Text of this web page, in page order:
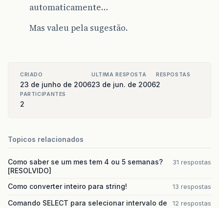
automaticamente…
Mas valeu pela sugestão.
CRIADO
23 de junho de 2006
ULTIMA RESPOSTA
23 de jun. de 2006
RESPOSTAS
2
PARTICIPANTES
2
Topicos relacionados
Como saber se um mes tem 4 ou 5 semanas?
[RESOLVIDO]
31 respostas
Como converter inteiro para string! 13 respostas
Comando SELECT para selecionar intervalo de
12 respostas